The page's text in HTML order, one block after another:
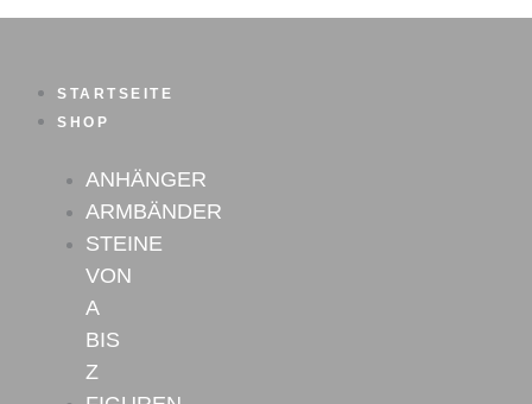
STARTSEITE
SHOP
ANHÄNGER
ARMBÄNDER
STEINE
VON
A
BIS
Z